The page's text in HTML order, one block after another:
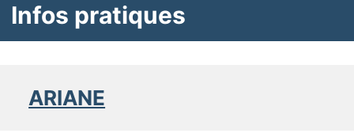
Infos pratiques
ARIANE